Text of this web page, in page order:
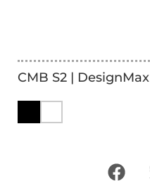
CMB S2 | DesignMax